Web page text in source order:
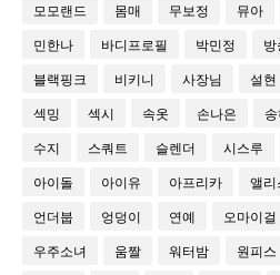
모모랜드 몸매 무보정 뮤아
민한나 바디프로필 박민정 방
블랙핑크 비키니 사장님 설현
섹밍 섹시 속옷 손나은
수지 스쿼트 슬렌더 시스루
아이돌 아이유 아프리카 앨리
언더붑 엉덩이 연예 오마이걸
우주소녀 움짤 워터밤 원피스